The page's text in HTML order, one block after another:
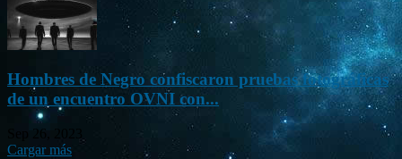
Hombres de Negro confiscaron pruebas fotográficas
de un encuentro OVNI con...
Sep 26, 2023
Cargar más